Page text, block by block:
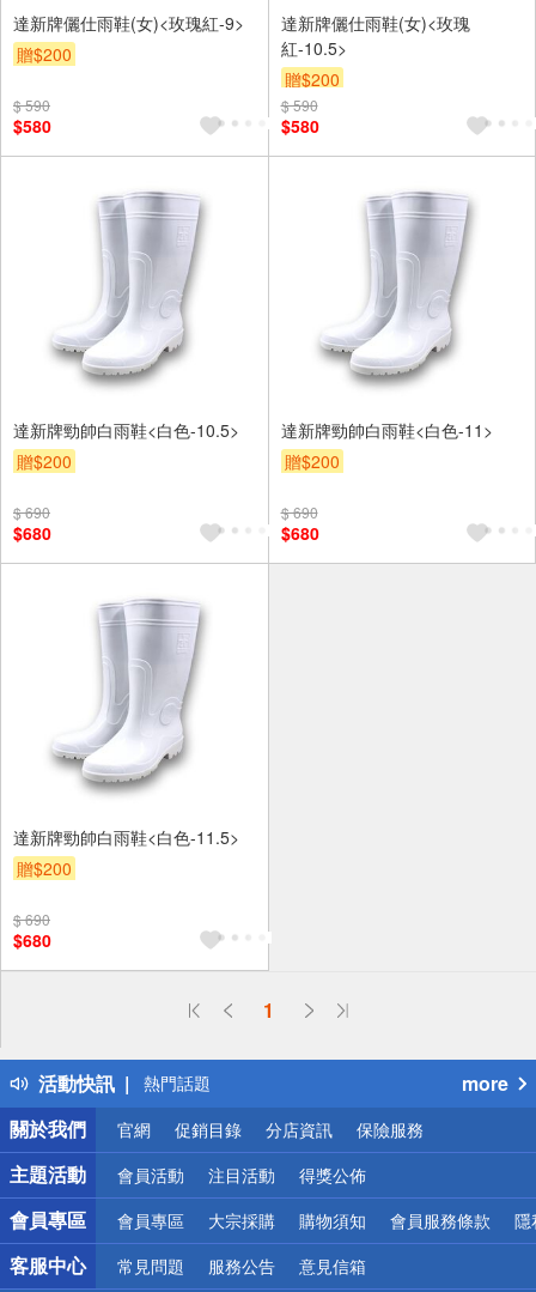
達新牌儷仕雨鞋(女)<玫瑰紅-9>
贈$200
$ 590
$580
達新牌儷仕雨鞋(女)<玫瑰
紅-10.5>
贈$200
$ 590
$580
達新牌勁帥白雨鞋<白色-10.5>
贈$200
$ 690
$680
達新牌勁帥白雨鞋<白色-11>
贈$200
$ 690
$680
達新牌勁帥白雨鞋<白色-11.5>
贈$200
$ 690
$680
1
活動快訊
偏遠地區配送
得獎公告
熱門話題
銀行優惠
偏遠地區配送
詐騙網頁！請小心！
more
關於我們
官網 促銷目錄 分店資訊 保險服務
主題活動 會員活動 注目活動 得獎公佈
會員專區 會員專區 大宗採購 購物須知 會員服務條款 隱
客服中心 常見問題 服務公告 意見信箱